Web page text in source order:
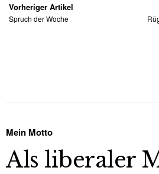
Vorheriger Artikel
Spruch der Woche
Mein Motto
Als liberaler